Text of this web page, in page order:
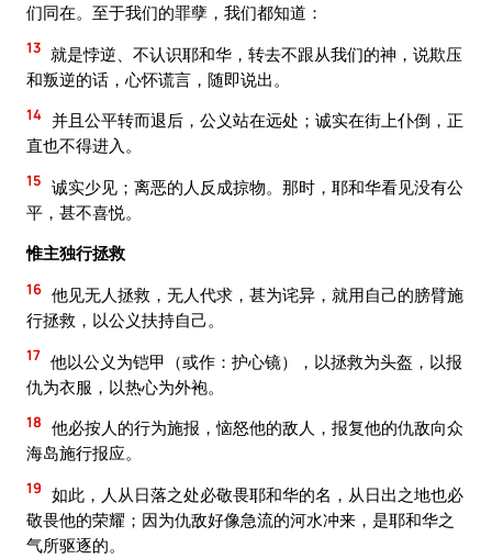
们同在。至于我们的罪孽，我们都知道：
13 就是悖逆、不认识耶和华，转去不跟从我们的神，说欺压
和叛逆的话，心怀谎言，随即说出。
14 并且公平转而退后，公义站在远处；诚实在街上仆倒，正
直也不得进入。
15 诚实少见；离恶的人反成掠物。那时，耶和华看见没有公
平，甚不喜悦。
惟主独行拯救
16 他见无人拯救，无人代求，甚为诧异，就用自己的膀臂施
行拯救，以公义扶持自己。
17 他以公义为铠甲（或作：护心镜），以拯救为头盔，以报
仇为衣服，以热心为外袍。
18 他必按人的行为施报，恼怒他的敌人，报复他的仇敌向众
海岛施行报应。
19 如此，人从日落之处必敬畏耶和华的名，从日出之地也必
敬畏他的荣耀；因为仇敌好像急流的河水冲来，是耶和华之
气所驱逐的。